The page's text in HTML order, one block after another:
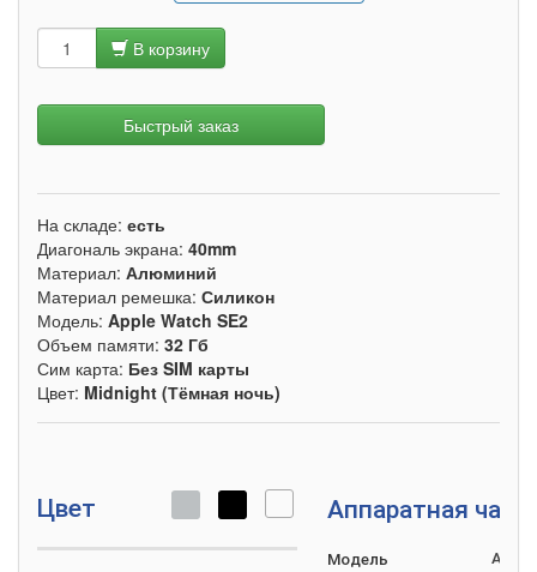
В корзину
Быстрый заказ
На складе: есть
Диагональ экрана: 40mm
Материал: Алюминий
Материал ремешка: Силикон
Модель: Apple Watch SE2
Объем памяти: 32 Гб
Сим карта: Без SIM карты
Цвет: Midnight (Тёмная ночь)
Цвет Аппаратная
Модель Apple